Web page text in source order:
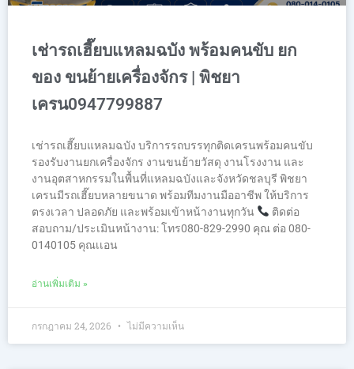
เช่ารถเฮี๊ยบแหลมฉบัง พร้อมคนขับ ยก
ของ ขนย้ายเครื่องจักร | พิชยา
เครน0947799887
เช่ารถเฮี๊ยบแหลมฉบัง บริการรถบรรทุกติดเครนพร้อมคนขับ
รองรับงานยกเครื่องจักร งานขนย้ายวัสดุ งานโรงงาน และ
งานอุตสาหกรรมในพื้นที่แหลมฉบังและจังหวัดชลบุรี พิชยา
เครนมีรถเฮี๊ยบหลายขนาด พร้อมทีมงานมืออาชีพ ให้บริการ
ตรงเวลา ปลอดภัย และพร้อมเข้าหน้างานทุกวัน
ติดต่อ
สอบถาม/ประเมินหน้างาน: โทร080-829-2990 คุณ ต่อ 080-
0140105 คุณเเอน
อ่านเพิ่มเติม »
กรกฎาคม 24, 2026 ไม่มีความเห็น